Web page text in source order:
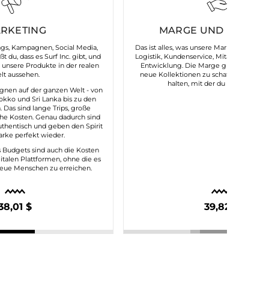
Kampagnen, Social Media,
du, dass es Surf Inc. gibt, und
Produkte in der realen
aussehen.
auf der ganzen Welt - von
und Sri Lanka bis zu den
Das sind lange Trips, große
Kosten. Genau dadurch sind
und geben den Spirit
perfekt wieder.
Budgets sind auch die Kosten
Plattformen, ohne die es
Menschen zu erreichen.
$
MARGE UND
Das ist alles, was unsere Marke am
Logistik, Kundenservice, Mitarbeitende,
Entwicklung. Die Marge gibt uns die
neue Kollektionen zu schaffen und die
halten, mit der du uns
39,82 $